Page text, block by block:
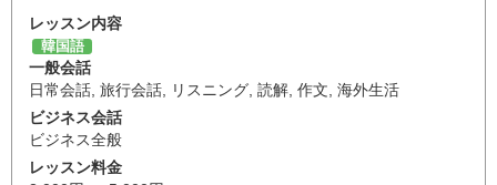
レッスン内容
韓国語
一般会話
日常会話 旅行会話 リスニング 読解 作文 海外生活
ビジネス会話
ビジネス全般
レッスン料金